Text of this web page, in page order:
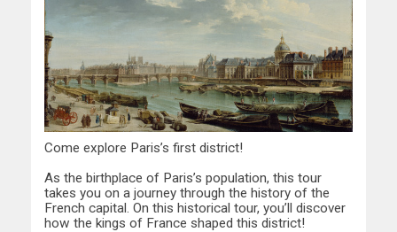
Come explore Paris’s first district!
As the birthplace of Paris’s population, this tour
takes you on a journey through the history of the
French capital. On this historical tour, you’ll discover
how the kings of France shaped this district!